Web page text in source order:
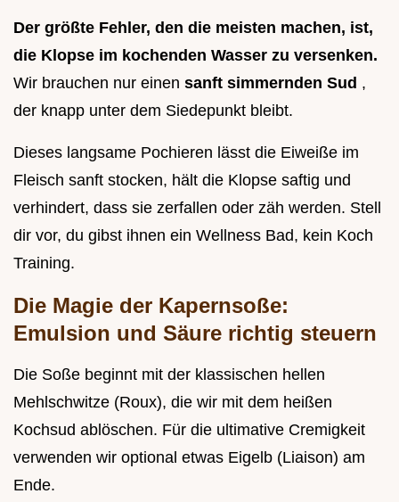
Der größte Fehler, den die meisten machen, ist,
die Klopse im kochenden Wasser zu versenken.
Wir brauchen nur einen sanft simmernden Sud ,
der knapp unter dem Siedepunkt bleibt.
Dieses langsame Pochieren lässt die Eiweiße im
Fleisch sanft stocken, hält die Klopse saftig und
verhindert, dass sie zerfallen oder zäh werden. Stell
dir vor, du gibst ihnen ein Wellness Bad, kein Koch
Training.
Die Magie der Kapernsoße:
Emulsion und Säure richtig steuern
Die Soße beginnt mit der klassischen hellen
Mehlschwitze (Roux), die wir mit dem heißen
Kochsud ablöschen. Für die ultimative Cremigkeit
verwenden wir optional etwas Eigelb (Liaison) am
Ende.